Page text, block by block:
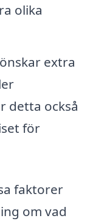
olika
extra
detta också
för
faktorer
om vad